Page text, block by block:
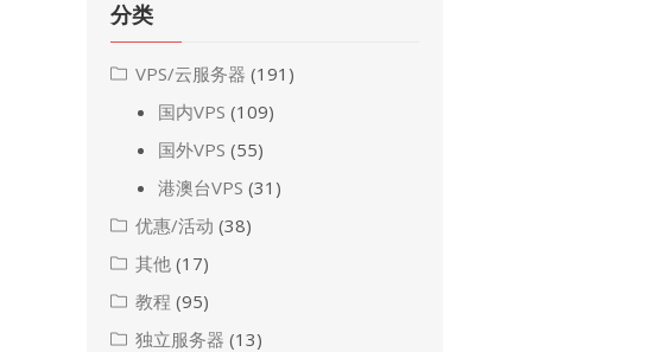
分类
VPS/云服务器 (191)
国内VPS (109)
国外VPS (55)
港澳台VPS (31)
优惠/活动 (38)
其他 (17)
教程 (95)
独立服务器 (13)